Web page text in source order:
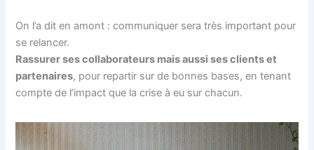
On l’a dit en amont : communiquer sera très important pour
se relancer.
Rassurer ses collaborateurs mais aussi ses clients et
partenaires, pour repartir sur de bonnes bases, en tenant
compte de l’impact que la crise à eu sur chacun.